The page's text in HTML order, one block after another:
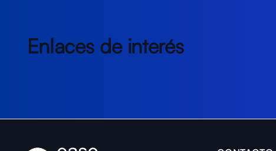
Enlaces de interés